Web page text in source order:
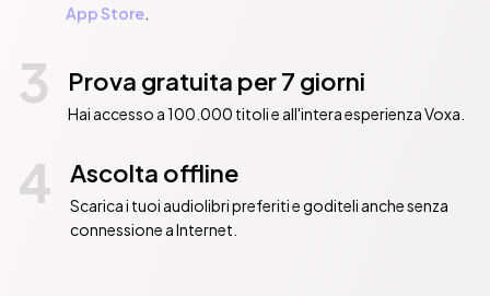
App Store.
3 Prova gratuita per 7 giorni
Hai accesso a 100.000 titoli e all'intera esperienza Voxa.
4 Ascolta offline
Scarica i tuoi audiolibri preferiti e goditeli anche senza
connessione a Internet.